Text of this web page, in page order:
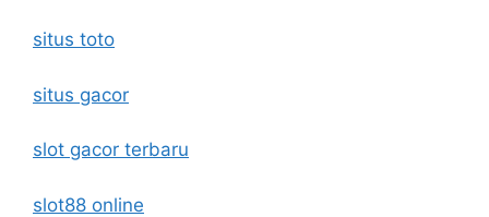
situs toto
situs gacor
slot gacor terbaru
slot88 online